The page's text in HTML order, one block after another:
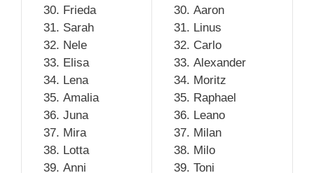
Frieda
Sarah
Nele
Elisa
Lena
Amalia
Juna
Mira
Lotta
Anni
Aaron
Linus
Carlo
Alexander
Moritz
Raphael
Leano
Milan
Milo
Toni